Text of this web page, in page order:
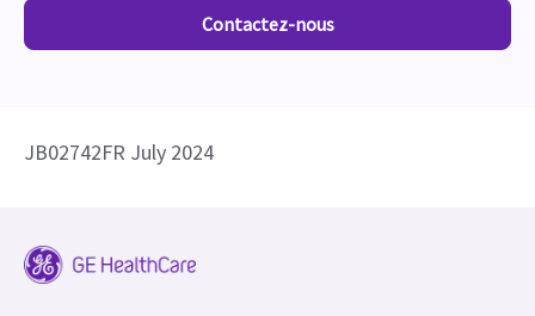
Contactez-nous
JB02742FR July 2024